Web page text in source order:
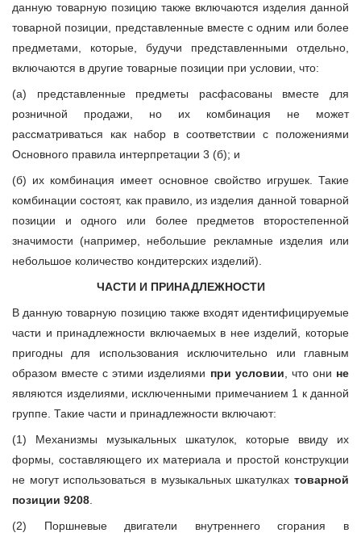
данную товарную позицию также включаются изделия данной
товарной позиции, представленные вместе с одним или более
предметами, которые, будучи представленными отдельно,
включаются в другие товарные позиции при условии, что:
(а) представленные предметы расфасованы вместе для
розничной продажи, но их комбинация не может
рассматриваться как набор в соответствии с положениями
Основного правила интерпретации 3 (б); и
(б) их комбинация имеет основное свойство игрушек. Такие
комбинации состоят, как правило, из изделия данной товарной
позиции и одного или более предметов второстепенной
значимости (например, небольшие рекламные изделия или
небольшое количество кондитерских изделий).
ЧАСТИ И ПРИНАДЛЕЖНОСТИ
В данную товарную позицию также входят идентифицируемые
части и принадлежности включаемых в нее изделий, которые
пригодны для использования исключительно или главным
образом вместе с этими изделиями при условии , что они не
являются изделиями, исключенными примечанием 1 к данной
группе. Такие части и принадлежности включают:
(1) Механизмы музыкальных шкатулок, которые ввиду их
формы, составляющего их материала и простой конструкции
не могут использоваться в музыкальных шкатулках товарной
позиции 9208
(2) Поршневые двигатели внутреннего сгорания в